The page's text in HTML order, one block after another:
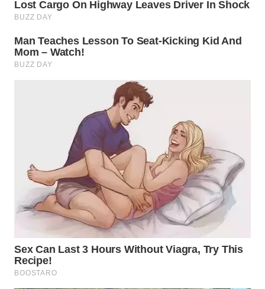
MANDALIKA
WN
LIKUPANG
Wahana
WAHANA
WAHANA
TANI